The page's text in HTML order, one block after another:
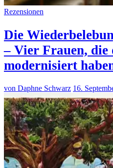
Rezensionen
Die
– Vier Frauen, die
modernisiert
von Daphne Schwarz 16.